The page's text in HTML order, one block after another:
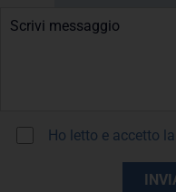
Ho letto e accetto la